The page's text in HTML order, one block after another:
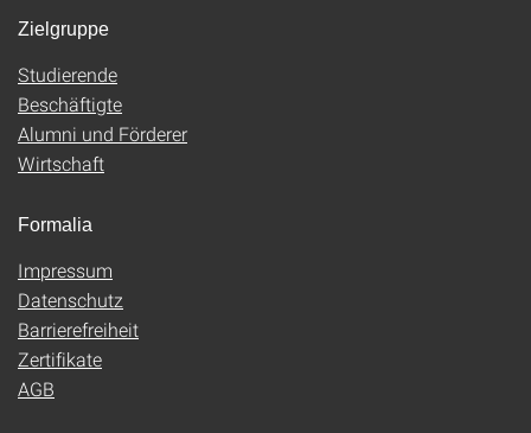
Zielgruppe
Studierende
Beschäftigte
Alumni und Förderer
Wirtschaft
Formalia
Impressum
Datenschutz
Barrierefreiheit
Zertifikate
AGB